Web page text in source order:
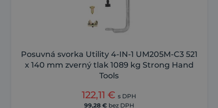
Posuvná svorka Utility 4-IN-1 UM205M-C3 521
x 140 mm zverný tlak 1089 kg Strong Hand
Tools
122,11 € s DPH
99,28 € bez DPH